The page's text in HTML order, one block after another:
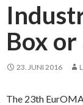
Box or
23. JUNI 2016
The 23th